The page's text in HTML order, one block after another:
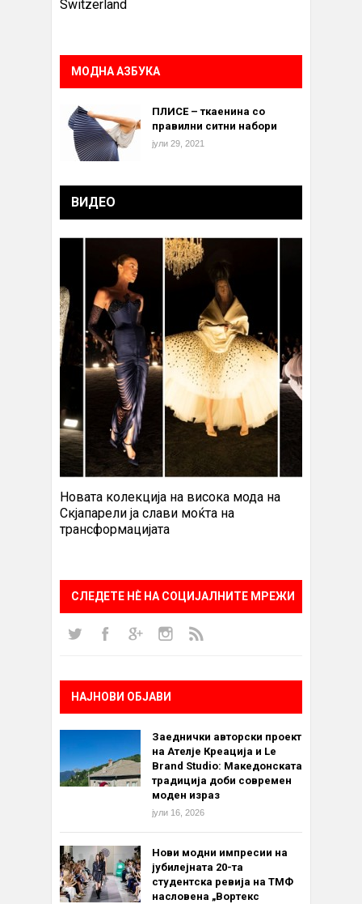
Switzerland
МОДНА АЗБУКА
ПЛИСЕ – ткаенина со
правилни ситни набори
јули 29, 2021
ВИДЕО
Новата колекција на висока мода на
Скјапарели ја слави моќта на
трансформацијата
СЛЕДЕТЕ НÈ НА СОЦИЈАЛНИТЕ МРЕЖИ
НАЈНОВИ ОБЈАВИ
Заеднички авторски проект
на Ателје Креација и Le
Brand Studio: Македонската
традиција доби современ
моден израз
јули 16, 2026
Нови модни импресии на
јубилејната 20-та
студентска ревија на ТМФ
насловена „Вортекс